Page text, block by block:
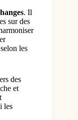
. Il
sur des
les
des
et
les